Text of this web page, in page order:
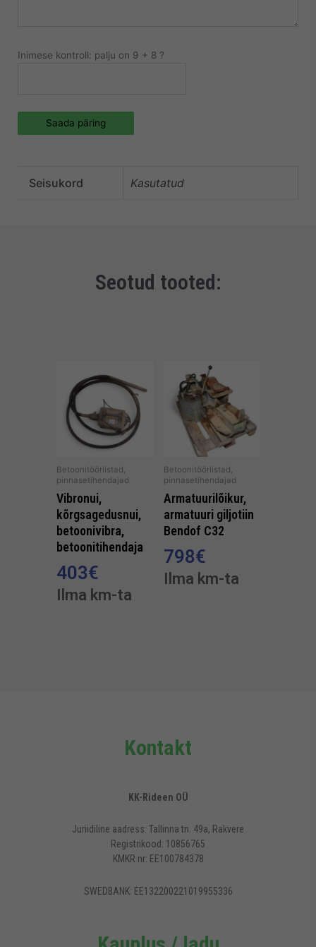
Inimese kontroll: palju on 9 + 8 ?
Saada päring
Seisukord Kasutatud
Seotud tooted:
Betoonitööriistad,
pinnasetihendajad
Vibronui,
kõrgsagedusnui,
betoonivibra,
betoonitihendaja
403€
Ilma km-ta
Betoonitööriistad,
pinnasetihendajad
Armatuurilõikur,
armatuuri giljotiin
Bendof C32
798€
Ilma km-ta
Kontakt
KK-Rideen OÜ
Juriidiline aadress: Tallinna tn. 49a, Rakvere
Registrikood: 10856765
KMKR nr: EE100784378
SWEDBANK: EE132200221019955336